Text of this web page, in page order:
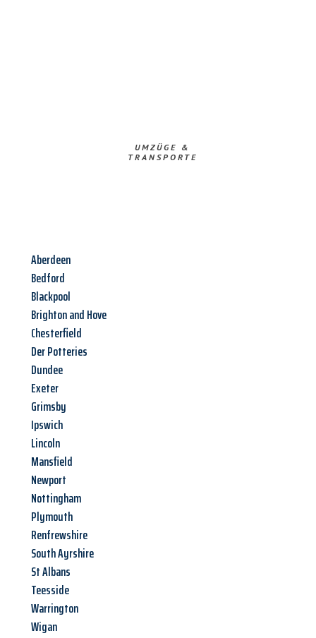
UMZÜGE &
TRANSPORTE
Aberdeen
Bedford
Blackpool
Brighton and Hove
Chesterfield
Der Potteries
Dundee
Exeter
Grimsby
Ipswich
Lincoln
Mansfield
Newport
Nottingham
Plymouth
Renfrewshire
South Ayrshire
St Albans
Teesside
Warrington
Wigan